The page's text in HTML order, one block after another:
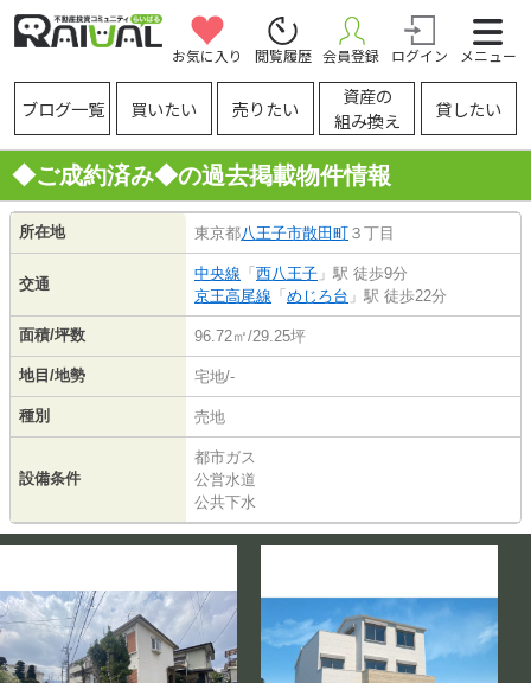
お気に入り 閲覧履歴 会員登録 ログイン メニュー
ブログ一覧 買いたい 売りたい
資産の
組み換え
貸したい
◆ご成約済み◆の過去掲載物件情報
所在地 東京都八王子市散田町 ３丁目
交通
中央線 「西八王子 」駅 徒歩9分
京王高尾線 「めじろ台 」駅 徒歩22分
面積/坪数 96.72㎡/29.25坪
地目/地勢 宅地/-
種別 売地
設備条件
都市ガス
公営水道
公共下水